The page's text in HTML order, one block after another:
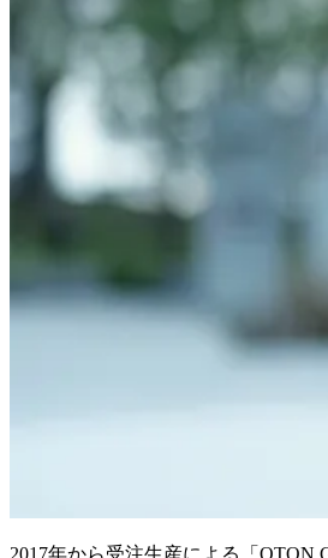
2017年から受注生産による「OTON